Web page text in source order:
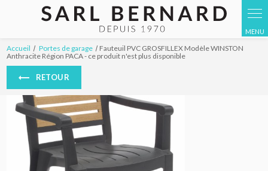
Accueil Portes de garage
Fauteuil PVC GROSFILLEX Modèle WINSTON
Anthracite Région PACA - ce produit n'est plus disponible
RETOUR
Panneau de gestion des cookies